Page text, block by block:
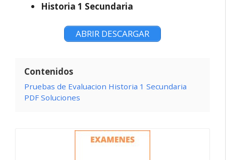
Historia 1 Secundaria
ABRIR DESCARGAR
Contenidos
Pruebas de Evaluacion Historia 1 Secundaria
PDF Soluciones